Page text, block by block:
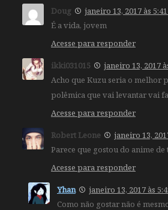
Doug
janeiro 13, 2017 às
É a vida, jovem
Acesse para responder
ikki031015
janeiro 13, 2017
Acho que Kuzu seria o melhor
polêmica que vai levantar vai
Acesse para responder
Robert Leone
janeiro 13,
Parece que gostou do anime
Acesse para responder
Yhan
janeiro 13, 2017 às
Como não gostar não é